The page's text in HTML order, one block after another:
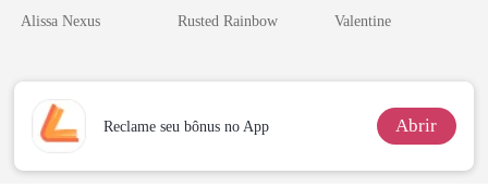
Zilionária
Alissa Nexus
Preciosa
mafiosa!
Rusted Rainbow
inesperada da
Valentine
Reclame seu bônus no App Abrir